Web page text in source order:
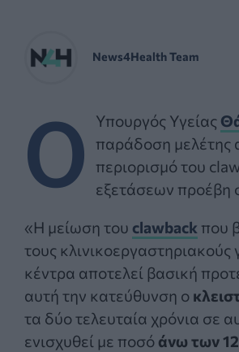
News4Health Team
Ο Υπουργός Υγείας
παράδοση μελέτης
περιορισμό του
εξετάσεων προέβη
«Η μείωση του clawback που
τους κλινικοεργαστηριακούς
κέντρα αποτελεί βασική
αυτή την κατεύθυνση ο
τα δύο τελευταία χρόνια σε
ενισχυθεί με ποσό άνω των